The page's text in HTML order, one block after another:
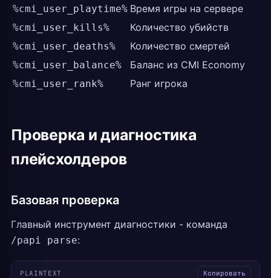
%cmi_user_playtime% Время игры на сервере
%cmi_user_kills% Количество убийств
%cmi_user_deaths% Количество смертей
%cmi_user_balance% Баланс из CMI Economy
%cmi_user_rank% Ранг игрока
Проверка и диагностика
плейсхолдеров
Базовая проверка
Главный инструмент диагностики - команда
/papi parse:
PLAINTEXT Копировать